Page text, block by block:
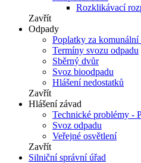
Rozklikávací
Zavřít
Odpady
Poplatky za komunální
Termíny svozu odpadu
Sběrný dvůr
Svoz bioodpadu
Hlášení nedostatků
Zavřít
Hlášení závad
Technické problémy -
Svoz odpadu
Veřejné osvětlení
Zavřít
Silniční správní úřad